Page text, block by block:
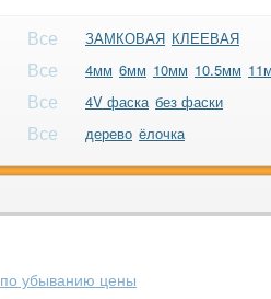
Все ЗАМКОВАЯ КЛЕЕВАЯ
Все 4мм 6мм 10мм 10.5мм
Все 4V фаска без фаски
Все дерево ёлочка
по убыванию цены